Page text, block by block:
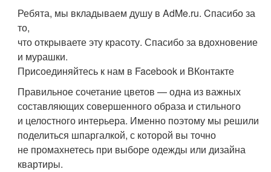
Ребята, мы вкладываем душу в AdMe.ru. Cпасибо за
то,
что открываете эту красоту. Спасибо за вдохновение
и мурашки.
Присоединяйтесь к нам в Facebook и ВКонтакте
Правильное сочетание цветов — одна из важных
составляющих совершенного образа и стильного
и целостного интерьера. Именно поэтому мы решили
поделиться шпаргалкой, с которой вы точно
не промахнетесь при выборе одежды или дизайна
квартиры.